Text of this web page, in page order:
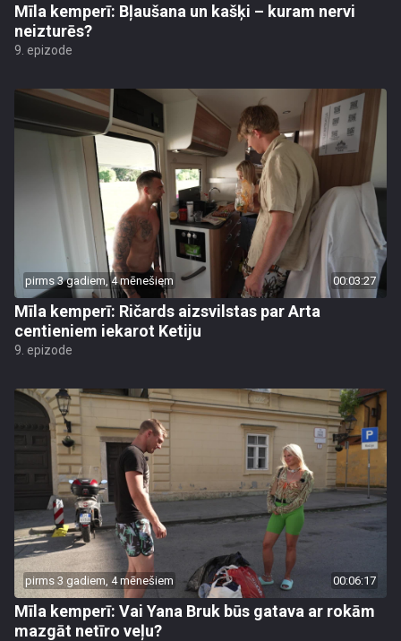
Mīla kemperī: Bļaušana un kašķi – kuram nervi
neizturēs?
9. epizode
pirms 3 gadiem, 4 mēnešiem 00:03:27
Mīla kemperī: Ričards aizsvilstas par Arta
centieniem iekarot Ketiju
9. epizode
pirms 3 gadiem, 4 mēnešiem 00:06:17
Mīla kemperī: Vai Yana Bruk būs gatava ar rokām
mazgāt netīro veļu?